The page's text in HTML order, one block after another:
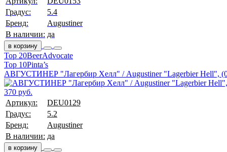
Градус:
5.4
Бренд:
Augustiner
В наличии: да
в корзину
Top 20BeerAdvocate
Top 10Pinta’s
АВГУСТИНЕР "Лагербир Хелл" / Augustiner "Lagerbier Hell",
370 руб.
Артикул:
DEU0129
Градус:
5.2
Бренд:
Augustiner
В наличии: да
в корзину